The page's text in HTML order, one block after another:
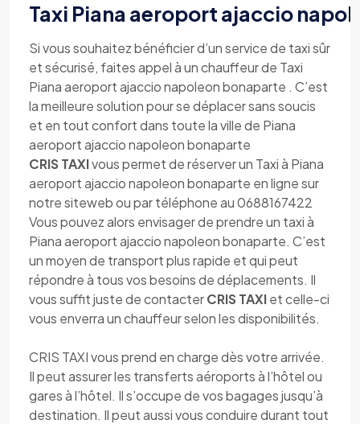
Taxi Piana aeroport ajaccio
Si vous souhaitez bénéficier d’un service de taxi sûr
et sécurisé, faites appel à un chauffeur de Taxi
Piana aeroport ajaccio napoleon bonaparte . C’est
la meilleure solution pour se déplacer sans soucis
et en tout confort dans toute la ville de Piana
aeroport ajaccio napoleon bonaparte
CRIS TAXIvous permet de réserver un Taxi à Piana
aeroport ajaccio napoleon bonaparte en ligne sur
notre siteweb ou par téléphone au 0688167422
Vous pouvez alors envisager de prendre un taxi à
Piana aeroport ajaccio napoleon bonaparte. C’est
un moyen de transport plus rapide et qui peut
répondre à tous vos besoins de déplacements. Il
vous suffit juste de contacterCRIS TAXIet celle-ci
vous enverra un chauffeur selon les disponibilités.
CRIS TAXI vous prend en charge dès votre arrivée.
Il peut assurer les transferts aéroports à l’hôtel ou
gares à l’hôtel. Il s’occupe de vos bagages jusqu’à
destination. Il peut aussi vous conduire durant tout